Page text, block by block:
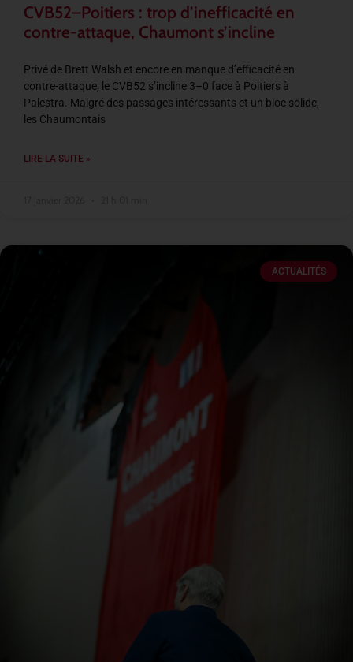
CVB52–Poitiers : trop d’inefficacité en
contre-attaque, Chaumont s’incline
Privé de Brett Walsh et encore en manque d’efficacité en
contre-attaque, le CVB52 s’incline 3–0 face à Poitiers à
Palestra. Malgré des passages intéressants et un bloc solide,
les Chaumontais
LIRE LA SUITE »
ACTUALITÉS